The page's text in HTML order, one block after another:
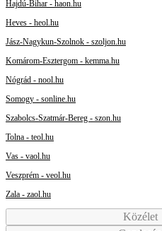
Hajdú-Bihar - haon.hu
Heves - heol.hu
Jász-Nagykun-Szolnok - szoljon.hu
Komárom-Esztergom - kemma.hu
Nógrád - nool.hu
Somogy - sonline.hu
Szabolcs-Szatmár-Bereg - szon.hu
Tolna - teol.hu
Vas - vaol.hu
Veszprém - veol.hu
Zala - zaol.hu
Közélet